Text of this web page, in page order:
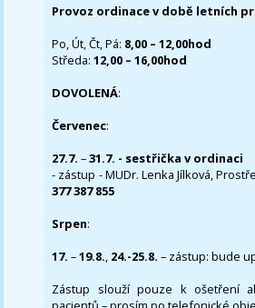
Provoz ordinace v době letních
Po, Út, Čt, Pá: 8,00 – 12,00hod
Středa:12,00 – 16,00hod
DOVOLENÁ:
Červenec:
27.7.–31.7. - sestřička v ordinaci
- zástup - MUDr. Lenka Jílková,
377 387 855
Srpen:
17. –19.8., 24.-25.8. – zástup: bude
Zástup slouží pouze k ošetření